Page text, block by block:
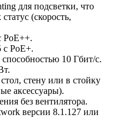
для подсветки, что
(скорость,
PoE++.
с PoE+.
10 Гбит/с.
стену или в стойку
аксессуары).
без вентилятора.
версии 8.1.127 или